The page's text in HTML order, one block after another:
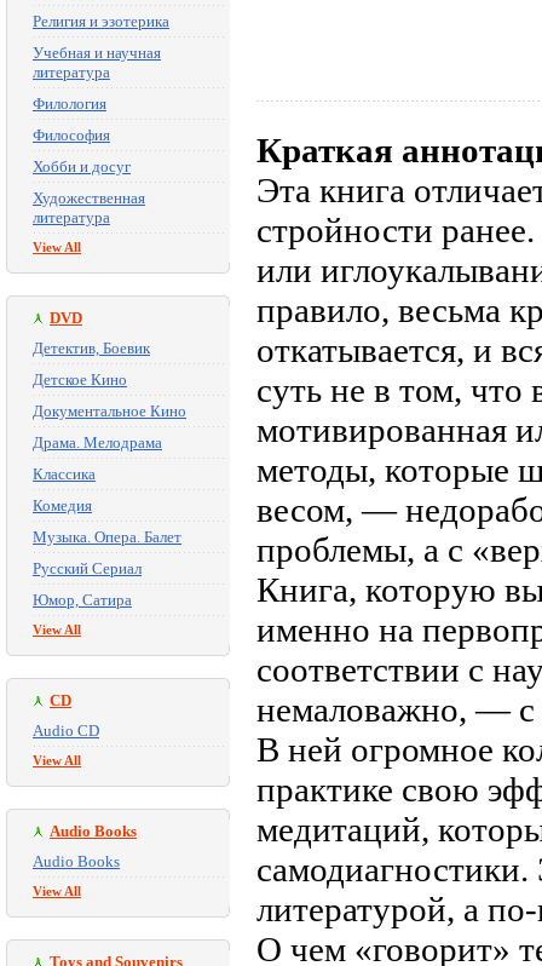
Религия и эзотерика
Учебная и научная
литература
Филология
Философия
Хобби и досуг
Художественная
литература
View All
DVD
Детектив, Боевик
Детское Кино
Документальное Кино
Драма. Мелодрама
Классика
Комедия
Музыка. Опера. Балет
Русский Сериал
Юмор, Сатира
View All
CD
Audio CD
View All
Audio Books
Audio Books
View All
Toys and Souvenirs
Краткая
Эта книга
стройности
или
правило, весьма
откатывается, и
суть не в том, что
мотивированная
методы, которые
весом, —
проблемы, а с
Книга, которую
именно на
соответствии с
немаловажно, —
В ней огромное
практике свою
медитаций,
литературой, а
О чем «говорит»